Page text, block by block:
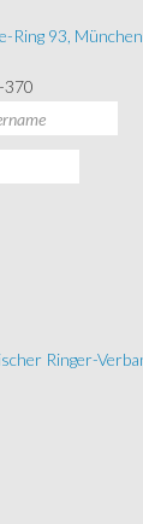
Ring 93, München
370